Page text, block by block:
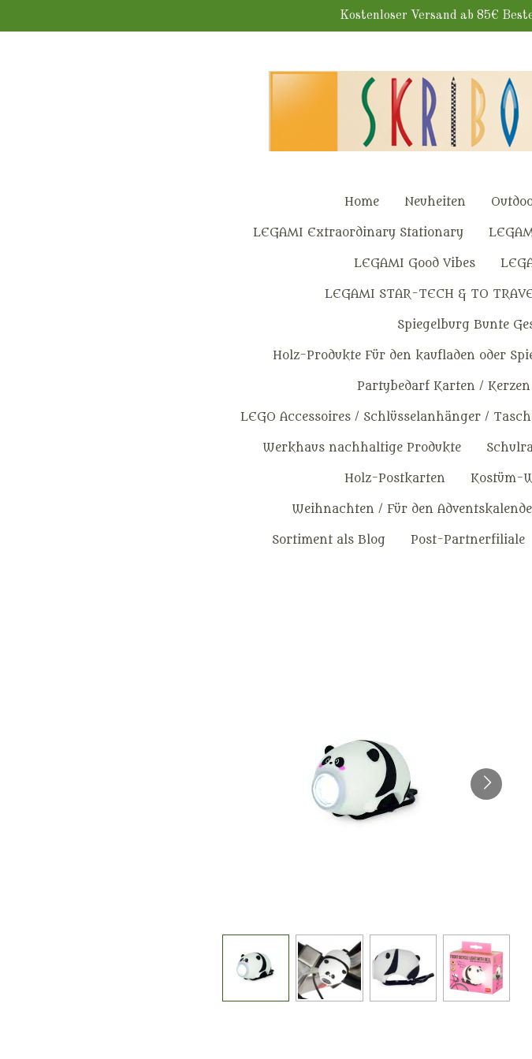
Hauptinhalt
Kostenloser Versand ab 85€
Home Neuheiten
LEGAMI Extraordinary Stationary
LEGAMI Good Vibes
LEGAMI STAR-TECH & TO
Spiegelburg Bunte
Holz-Produkte Für den kaufladen oder
Partybedarf Karten / Kerzen
LEGO Accessoires / Schlüsselanhänger /
Werkhaus nachhaltige Produkte
Holz-Postkarten Kostüm-
Weihnachten / Für den
Sortiment als Blog Post-Partnerfiliale